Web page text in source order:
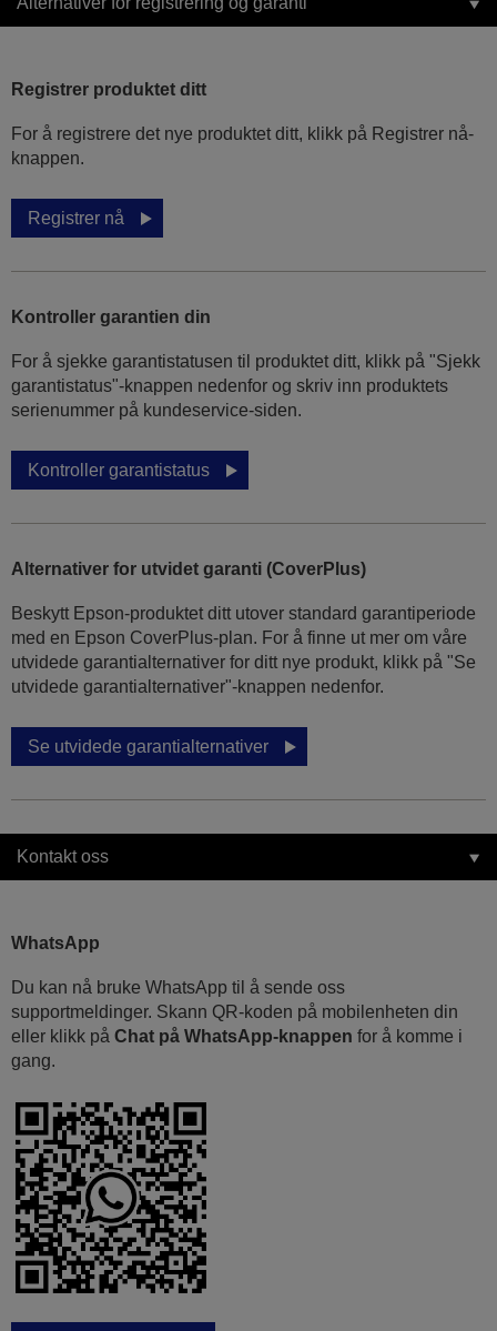
Registrer produktet ditt
For å registrere det nye produktet ditt, klikk på Registrer nå-
knappen.
Registrer nå
Kontroller garantien din
For å sjekke garantistatusen til produktet ditt, klikk på "Sjekk
garantistatus"-knappen nedenfor og skriv inn produktets
serienummer på kundeservice-siden.
Kontroller garantistatus
Alternativer for utvidet garanti (CoverPlus)
Beskytt Epson-produktet ditt utover standard garantiperiode
med en Epson CoverPlus-plan. For å finne ut mer om våre
utvidede garantialternativer for ditt nye produkt, klikk på "Se
utvidede garantialternativer"-knappen nedenfor.
Se utvidede garantialternativer
Kontakt oss
WhatsApp
Du kan nå bruke WhatsApp til å sende oss
supportmeldinger. Skann QR-koden på mobilenheten din
eller klikk på Chat på WhatsApp-knappen for å komme i
gang.